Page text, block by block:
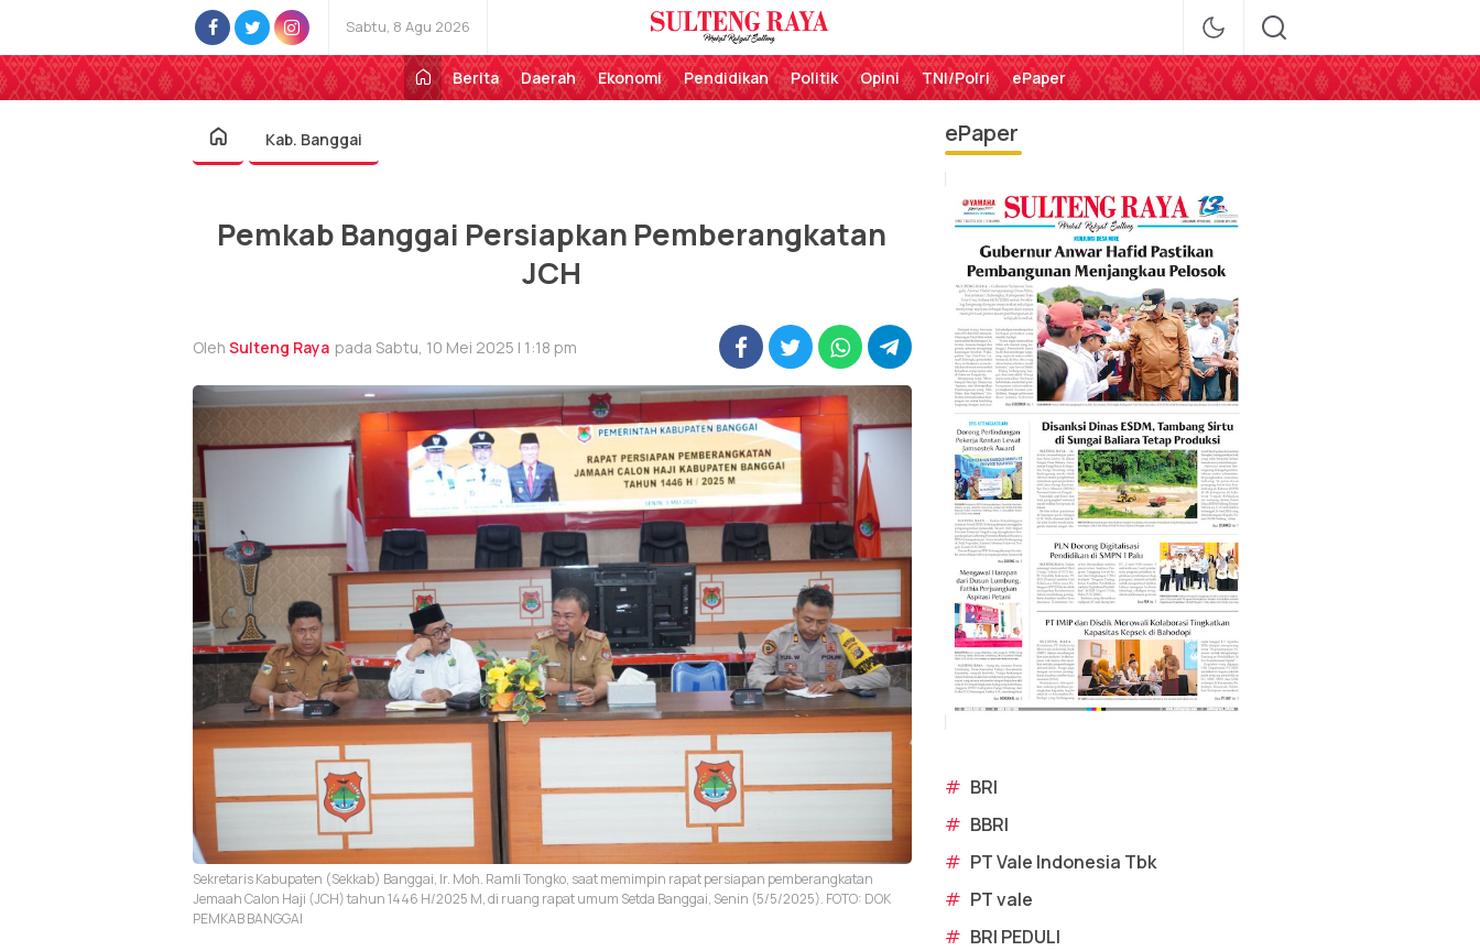
Sabtu, 8 Agu 2026
Sulteng Raya
Perekat Rakyat Sulteng
Berita
Daerah Ekonomi Pendidikan Politik Opini TNI/Polri ePaper
Kab. Banggai
Pemkab Banggai Persiapkan Pemberangkatan
JCH
Oleh Sulteng Raya pada Sabtu, 10 Mei 2025 | 1:18 pm
Sekretaris Kabupaten (Sekkab) Banggai, Ir. Moh. Ramli Tongko, saat memimpin rapat persiapan pemberangkatan
Jemaah Calon Haji (JCH) tahun 1446 H/2025 M, di ruang rapat umum Setda Banggai, Senin (5/5/2025). FOTO: DOK
PEMKAB BANGGAI
ePaper
# BRI
# BBRI
# PT Vale Indonesia Tbk
# PT vale
# BRI PEDULI